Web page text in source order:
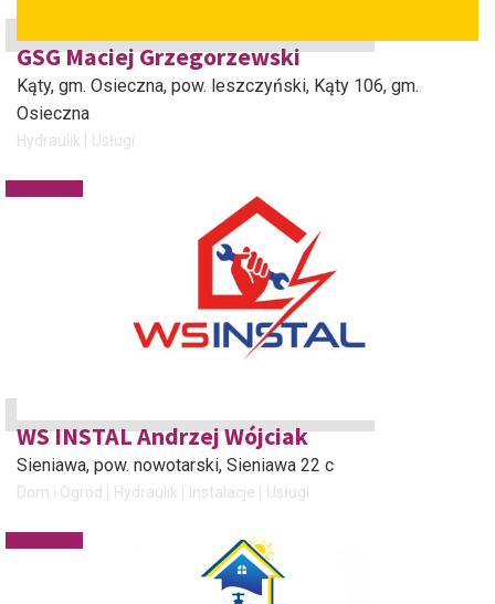
GSG Maciej Grzegorzewski
Kąty, gm. Osieczna, pow. leszczyński, Kąty 106, gm.
Osieczna
Hydraulik Usługi
WS INSTAL Andrzej Wójciak
Sieniawa, pow. nowotarski, Sieniawa 22 c
Dom i Ogród Hydraulik Instalacje Usługi